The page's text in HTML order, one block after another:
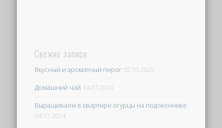
Свежие записи
Вкусный и ароматный пирог 02.10.2025
Домашний чай 14.07.2024
Выращиваем в квартире огурцы на подоконнике
04.07.2024